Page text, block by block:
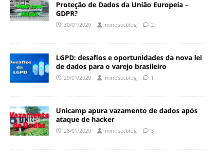
Proteção de Dados da União Europeia –
GDPR?
30/01/2020 mindsecblog 2
LGPD: desafios e oportunidades da nova lei
de dados para o varejo brasileiro
29/01/2020 mindsecblog 1
Unicamp apura vazamento de dados após
ataque de hacker
28/01/2020 mindsecblog 3